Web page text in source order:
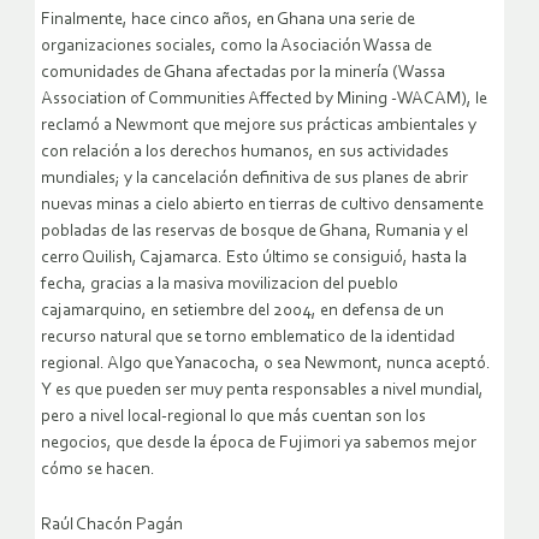
Finalmente, hace cinco años, en Ghana una serie de
organizaciones sociales, como la Asociación Wassa de
comunidades de Ghana afectadas por la minería (Wassa
Association of Communities Affected by Mining -WACAM), le
reclamó a Newmont que mejore sus prácticas ambientales y
con relación a los derechos humanos, en sus actividades
mundiales; y la cancelación definitiva de sus planes de abrir
nuevas minas a cielo abierto en tierras de cultivo densamente
pobladas de las reservas de bosque de Ghana, Rumania y el
cerro Quilish, Cajamarca. Esto último se consiguió, hasta la
fecha, gracias a la masiva movilizacion del pueblo
cajamarquino, en setiembre del 2004, en defensa de un
recurso natural que se torno emblematico de la identidad
regional. Algo que Yanacocha, o sea Newmont, nunca aceptó.
Y es que pueden ser muy penta responsables a nivel mundial,
pero a nivel local-regional lo que más cuentan son los
negocios, que desde la época de Fujimori ya sabemos mejor
cómo se hacen.
Raúl Chacón Pagán